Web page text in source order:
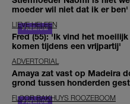
moeder wil niet dat ik er ben'
LIEVE HELEEN
Fred (55): 'Ik vind het
komen tijdens een vrijpartij'
ADVERTORIAL
Amaya zat vast op Madeira
grond tussen honderden
FLOOR BAKHUYS ROOZEBOOM